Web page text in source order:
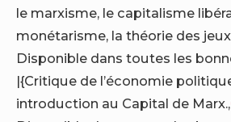
le marxisme, le capitalisme
monétarisme, la théorie des
Disponible dans toutes les
|{Critique de l’économie
introduction au Capital de Marx.,